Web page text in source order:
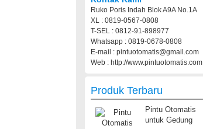
Ruko Poris Indah Blok A9A No.1A
XL : 0819-0567-0808
T-SEL : 0812-91-898977
Whatsapp : 0819-0678-0808
E-mail : pintuotomatis@gmail.com
Web : http://www.pintuotomatis.com
Produk Terbaru
Pintu Otomatis
untuk Gedung